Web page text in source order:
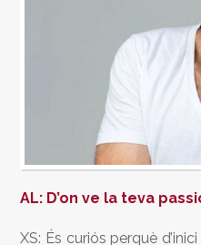
AL: D’on ve la teva
XS: És curiós perquè